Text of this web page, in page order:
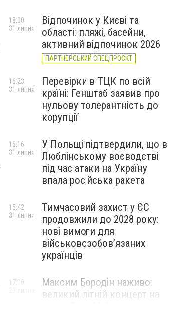
Відпочинок у Києві та
області: пляжі, басейни,
активний відпочинок 2026
ПАРТНЕРСЬКИЙ СПЕЦПРОЄКТ
18:00
31 липня
Перевірки в ТЦК по всій
країні: Генштаб заявив про
нульову толерантність до
корупції
16:23
31 липня
У Польщі підтвердили, що в
Люблінському воєводстві
під час атаки на Україну
впала російська ракета
16:16
31 липня
Тимчасовий захист у ЄС
продовжили до 2028 року:
нові вимоги для
військовозобов’язаних
українців
15:42
31 липня
Максим Бородін наживо:
великий літній концерт на
17:00